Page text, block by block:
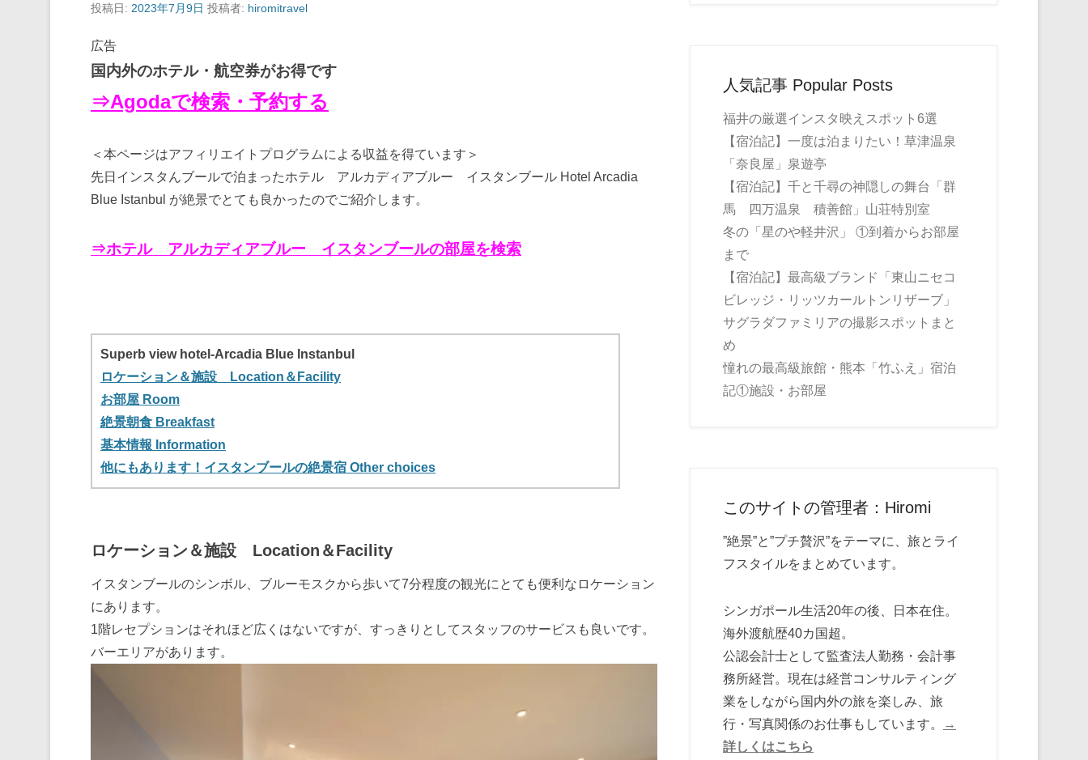
投稿日: 2023年7月9日 投稿者: hiromitravel
広告
国内外のホテル・航空券がお得です
⇒Agodaで検索・予約する
＜本ページはアフィリエイトプログラムによる収益を得ています＞
先日インスタんブールで泊まったホテル アルカディアブルー イスタンブール Hotel Arcadia
Blue Istanbul が絶景でとても良かったのでご紹介します。
⇒ホテル アルカディアブルー イスタンブールの部屋を検索
Superb view hotel-Arcadia Blue Instanbul
ロケーション＆施設 Location＆Facility
お部屋 Room
絶景朝食 Breakfast
基本情報 Information
他にもあります！イスタンブールの絶景宿 Other choices
ロケーション＆施設 Location＆Facility
イスタンブールのシンボル、ブルーモスクから歩いて7分程度の観光にとても便利なロケーション
にあります。
1階レセプションはそれほど広くはないですが、すっきりとしてスタッフのサービスも良いです。
バーエリアがあります。
人気記事 Popular Posts
福井の厳選インスタ映えスポット6選
【宿泊記】一度は泊まりたい！草津温泉
「奈良屋」泉遊亭
【宿泊記】千と千尋の神隠しの舞台「群
馬 四万温泉 積善館」山荘特別室
冬の「星のや軽井沢」 ①到着からお部屋
まで
【宿泊記】最高級ブランド「東山ニセコ
ビレッジ・リッツカールトンリザーブ」
サグラダファミリアの撮影スポットまと
め
憧れの最高級旅館・熊本「竹ふえ」宿泊
記①施設・お部屋
このサイトの管理者：Hiromi
”絶景”と”プチ贅沢”をテーマに、旅とライ
フスタイルをまとめています。
シンガポール生活20年の後、日本在住。
海外渡航歴40カ国超。
公認会計士として監査法人勤務・会計事
務所経営。現在は経営コンサルティング
業をしながら国内外の旅を楽しみ、旅
行・写真関係のお仕事もしています。
→
詳しくはこちら